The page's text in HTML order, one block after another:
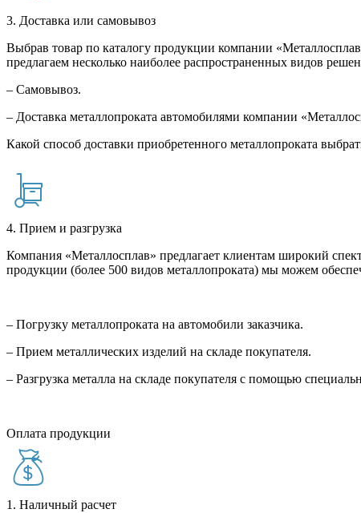
3. Доставка или самовывоз
Выбрав товар по каталогу продукции компании
предлагаем несколько наиболее распространенных видов
– Самовывоз.
– Доставка металлопроката автомобилями компании
Какой способ доставки приобретенного металлопроката
4. Прием и разгрузка
Компания «Металлосплав» предлагает клиентам широкий
продукции (более 500 видов металлопроката) мы можем
– Погрузку металлопроката на автомобили заказчика.
– Прием металлических изделий на складе покупателя.
– Разгрузка металла на складе покупателя с помощью
Оплата продукции
1. Наличный расчет